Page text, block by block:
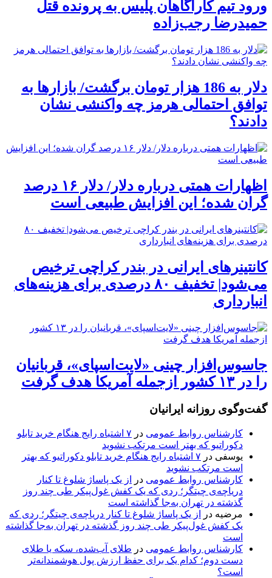
ورود تیم کارآگاهان پلیس به پرونده قتل
حمیدرضا رجب‌زاده
دلار به 186 هزار تومان برگشت/ بازارها به
توافق احتمالی هرمز چه واکنشی نشان
دادند؟
اظهارات همتی درباره دلار/ دلار ۱۶ درصد
گران شده؛ این افزایش طبیعی است
کانتینرهای ایرانی در بندر کراچی ترخیص
می‌شود| تخفیف ۸۰ درصدی برای هزینه‌های
انبارداری
جاسوس‌افزار چینی «لایت‌اسپای»، قربانیان
را در ۱۳ کشور ازجمله آمریکا هدف گرفت
گفت‌وگوی روزانه ایرانیان
کارشناس روابط عمومی در
۷ اشتباه رایج هنگام خرید تابلو
دکوراتیو که بهتر است مرتکب نشوید
یوسفی در
۷ اشتباه رایج هنگام خرید تابلو دکوراتیو که بهتر
است مرتکب نشوید
کارشناس روابط عمومی در
از یک پاساژ شلوغ تا کنار
دریاچه‌ی چیتگر؛ ردی که یک کفش غول‌پیکر طی چند روز
گذشته در تهران به‌جا گذاشته است
مرضیه در
از یک پاساژ شلوغ تا کنار دریاچه‌ی چیتگر؛ ردی که
یک کفش غول‌پیکر طی چند روز گذشته در تهران به‌جا گذاشته
است
کارشناس روابط عمومی در طلای آب‌شده، سکه یا طلای
دست دوم؛ کدام یک برای حفظ ارزش پول هوشمندانه‌تر
است؟